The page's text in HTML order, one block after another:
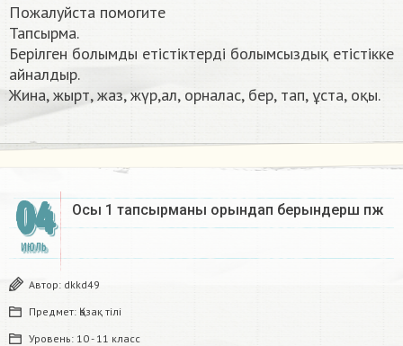
Пожалуйста помогите
Тапсырма.
Берілген болымды етістіктерді болымсыздық етістікке
айналдыр.
Жина, жырт, жаз, жүр,ал, орналас, бер, тап, ұста, оқы. ​
04
ИЮЛЬ
Осы 1 тапсырманы орындап берындерш пж​
Автор: dkkd49
Предмет: Қазақ тiлi
Уровень: 10 - 11 класс